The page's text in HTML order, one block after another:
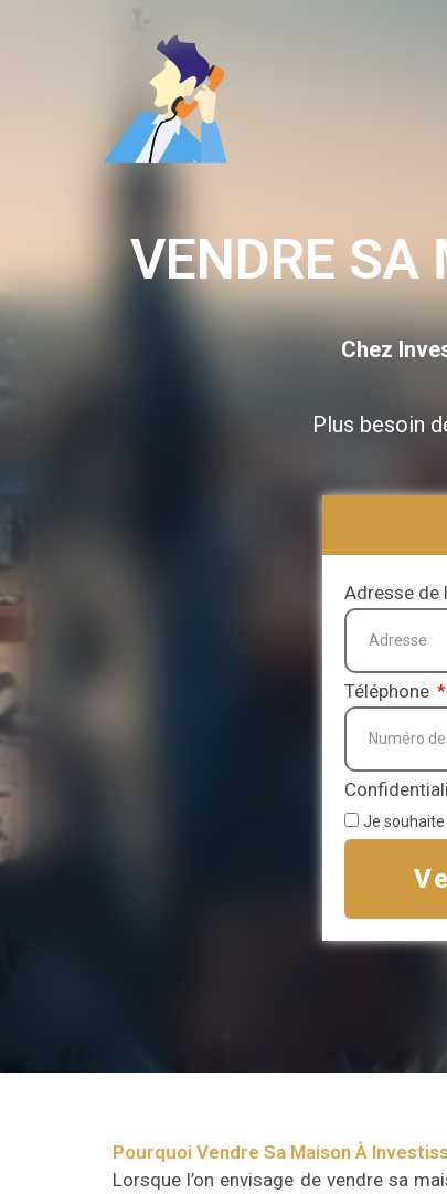
VENDRE SA
Chez
Plus besoin
Adresse de
Téléphone
Je
Pourquoi Vendre Sa Maison À
Lorsque l’on envisage de vendre sa